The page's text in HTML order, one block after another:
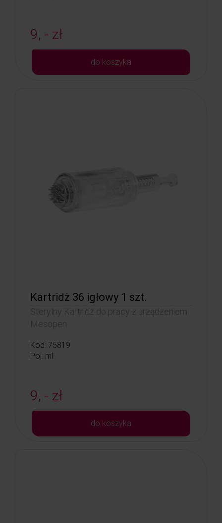
9, - zł
do koszyka
Kartridż 36 igłowy 1 szt.
Sterylny Kartridż do pracy z urządzeniem
Mesopen
Kod: 75819
Poj: ml
9, - zł
do koszyka